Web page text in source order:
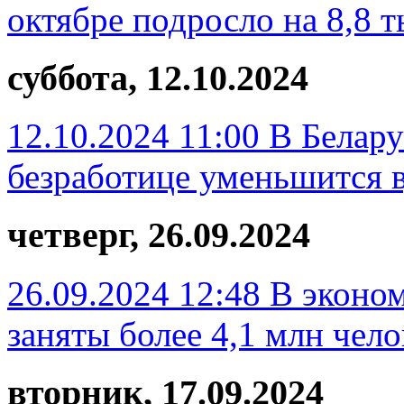
октябре подросло на 8,8
суббота, 12.10.2024
12.10.2024 11:00 В
безработице уменьшится
четверг, 26.09.2024
26.09.2024 12:48 В
заняты более 4,1 млн
вторник, 17.09.2024